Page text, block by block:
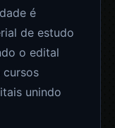
é
de estudo
o edital
cursos
unindo